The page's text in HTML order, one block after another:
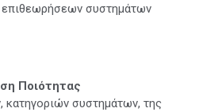
επιθεωρήσεων συστημάτων
Ποιότητας
συστημάτων, της